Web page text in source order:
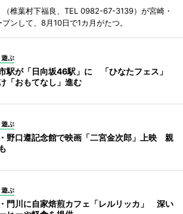
（椎葉村下福良、TEL 0982-67-3139）が宮崎・
ンして、8月10日で1カ月がたつ。
遊ぶ
駅が「日向坂46駅」に 「ひなたフェス」
「おもてなし」進む
遊ぶ
野口遵記念館で映画「二宮金次郎」上映 親
遊ぶ
門川に自家焙煎カフェ「レルリッカ」 深い